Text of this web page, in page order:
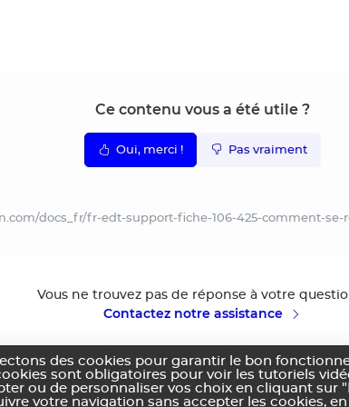
Ce contenu vous a été utile ?
Oui, merci ! Pas vraiment
docs_fr/fr-edt-support-fiche-106-425-comment-
Vous ne trouvez pas de réponse à votre
Contactez notre assistance
des cookies pour garantir le bon
sont obligatoires pour voir les tutoriels
ou de personnaliser vos choix en cliquant sur
votre navigation sans accepter les cookies,